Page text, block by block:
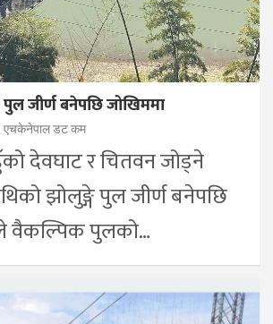
जीर्ण बनेपछि जोखिममा
एचकेनेपाल डट कम
देवघाट र चितवन जोड्ने
झोलुङ्गे पुल जीर्ण बनेपछि
वैकल्पिक पुलको…